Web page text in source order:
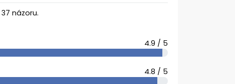
37 názoru.
4.9 / 5
4.8 / 5